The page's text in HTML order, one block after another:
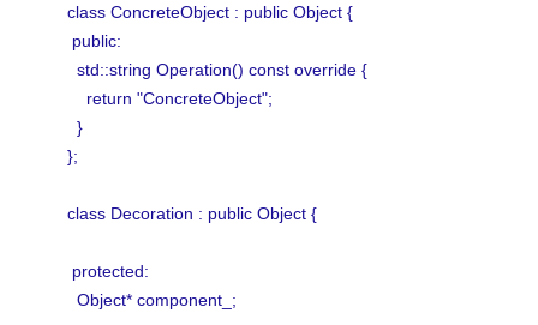
class ConcreteObject : public Object {
public:
std::string Operation() const override {
return "ConcreteObject";
}
};
class Decoration : public Object {
protected:
Object* component_;